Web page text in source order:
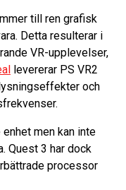
till ren grafisk
Detta resulterar i
VR-upplevelser,
levererar PS VR2
och
men kan inte
Quest 3 har dock
processor